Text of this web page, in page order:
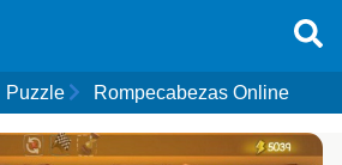
Puzzle Rompecabezas Online